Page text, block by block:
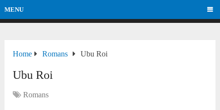
MENU
Home Romans Ubu Roi
Ubu Roi
Romans